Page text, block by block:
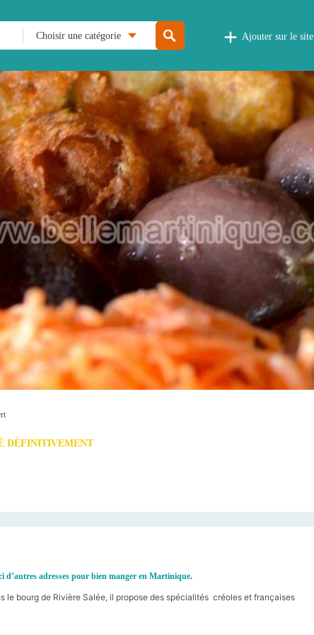
Choisir une catégorie Ajouter sur le site
DÉFINITIVEMENT
d’autres adresses pour bien manger en Martinique.
le bourg de Rivière Salée, il propose des spécialités créoles et françaises